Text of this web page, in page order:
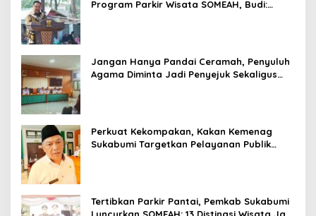
Program Parkir Wisata SOMEAH, Budi:
Jangan Hanya Pandai Ceramah, Penyuluh
Agama Diminta Jadi Penyejuk Sekaligus
Perkuat Kekompakan, Kakan Kemenag
Sukabumi Targetkan Pelayanan Publik
Tertibkan Parkir Pantai, Pemkab Sukabumi